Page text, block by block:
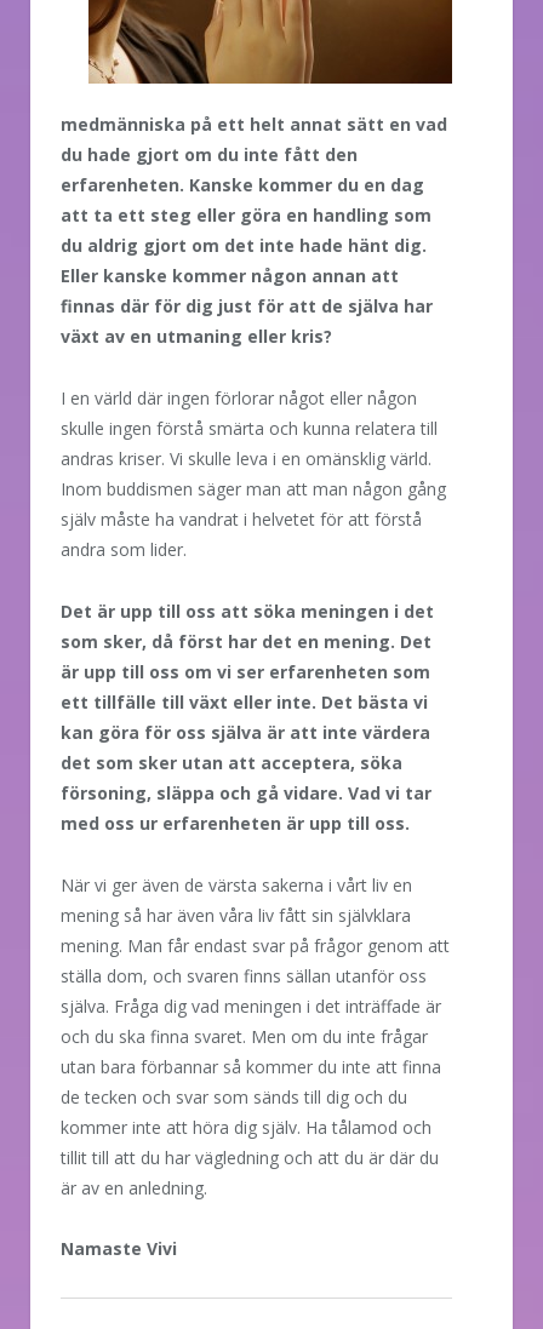
medmänniska på ett helt annat sätt en vad
du hade gjort om du inte fått den
erfarenheten. Kanske kommer du en dag
att ta ett steg eller göra en handling som
du aldrig gjort om det inte hade hänt dig.
Eller kanske kommer någon annan att
finnas där för dig just för att de själva har
växt av en utmaning eller kris?
I en värld där ingen förlorar något eller någon
skulle ingen förstå smärta och kunna relatera till
andras kriser. Vi skulle leva i en omänsklig värld.
Inom buddismen säger man att man någon gång
själv måste ha vandrat i helvetet för att förstå
andra som lider.
Det är upp till oss att söka meningen i det
som sker, då först har det en mening. Det
är upp till oss om vi ser erfarenheten som
ett tillfälle till växt eller inte. Det bästa vi
kan göra för oss själva är att inte värdera
det som sker utan att acceptera, söka
försoning, släppa och gå vidare. Vad vi tar
med oss ur erfarenheten är upp till oss.
När vi ger även de värsta sakerna i vårt liv en
mening så har även våra liv fått sin självklara
mening. Man får endast svar på frågor genom att
ställa dom, och svaren finns sällan utanför oss
själva. Fråga dig vad meningen i det inträffade är
och du ska finna svaret. Men om du inte frågar
utan bara förbannar så kommer du inte att finna
de tecken och svar som sänds till dig och du
kommer inte att höra dig själv. Ha tålamod och
tillit till att du har vägledning och att du är där du
är av en anledning.
Namaste Vivi